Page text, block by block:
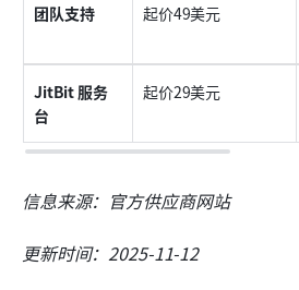
团队支持 起价49美元
JitBit 服务
台
起价29美元
信息来源：官方供应商网站
更新时间：2025-11-12